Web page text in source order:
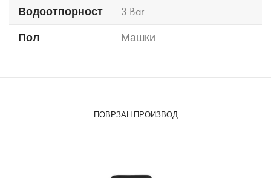
Водоотпорност
3 Bar
Пол
Машки
ПОВРЗАН ПРОИЗВОД